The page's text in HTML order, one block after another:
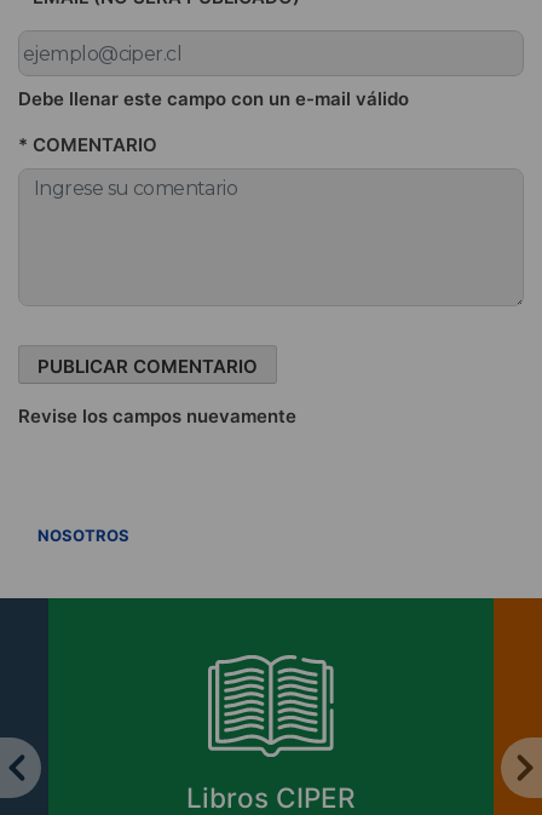
Debe llenar este campo con un e-mail válido
* COMENTARIO
Revise los campos nuevamente
NOSOTROS
Libros CIPER